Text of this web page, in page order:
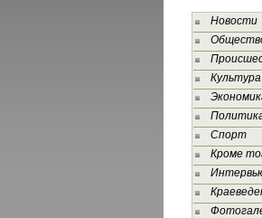
Новости
Спорт
Кроме